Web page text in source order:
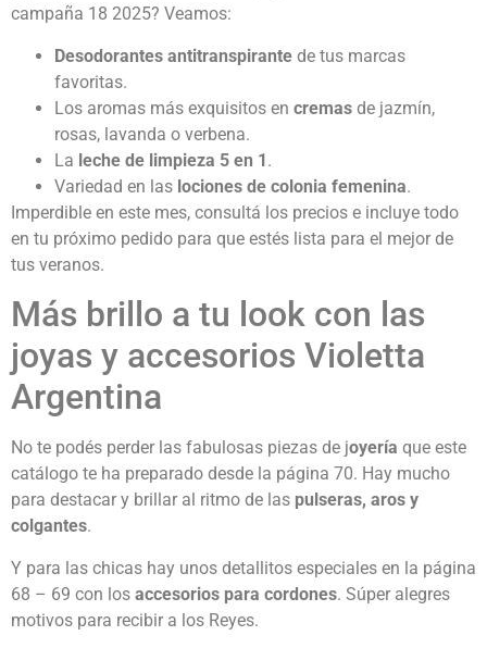
campaña 18 2025? Veamos:
Desodorantes antitranspirante de tus marcas
favoritas.
Los aromas más exquisitos en cremas de jazmín,
rosas, lavanda o verbena.
La leche de limpieza 5 en 1.
Variedad en las lociones de colonia femenina.
Imperdible en este mes, consultá los precios e incluye todo
en tu próximo pedido para que estés lista para el mejor de
tus veranos.
Más brillo a tu look con las
joyas y accesorios Violetta
Argentina
No te podés perder las fabulosas piezas de joyería que este
catálogo te ha preparado desde la página 70. Hay mucho
para destacar y brillar al ritmo de las pulseras, aros y
colgantes.
Y para las chicas hay unos detallitos especiales en la página
68 – 69 con los accesorios para cordones. Súper alegres
motivos para recibir a los Reyes.